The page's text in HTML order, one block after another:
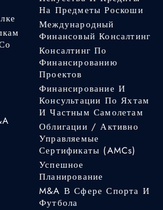
На Предметы Роскоши
Международный
Финансовый Консалтинг
Консалтинг По
Финансированию
Проектов
Финансирование И
Консультации По Яхтам
И Частным Самолетам
Облигации / Активно
Управляемые
Сертификаты (AMCs)
Успешное
Планирование
M&A В Сфере Спорта И
Футбола